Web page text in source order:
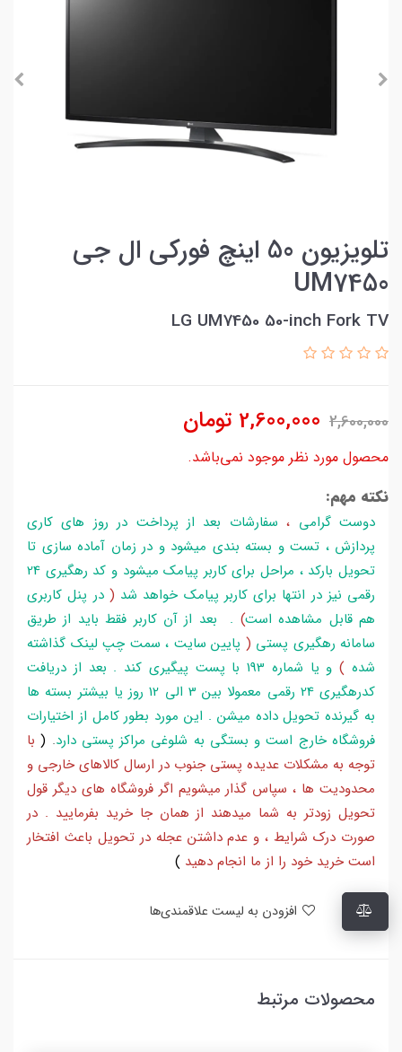
تلویزیون 50 اینچ فورکی ال جی
UM7450
LG UM7450 50-inch Fork TV
2,600,000
2,600,000 تومان
محصول مورد نظر موجود نمی‌باشد.
نکته مهم:
دوست گرامی ،سفارشات بعد از پرداخت در روز های کاری
پردازش ، تست و بسته بندی میشود و در زمان آماده سازی تا
تحویل بارکد ، مراحل برای کاربر پیامک میشود و کد رهگیری 24
رقمی نیز در انتها برای کاربر پیامک خواهد شد ( در پنل کاربری
هم قابل مشاهده است) . بعد از آن کاربر فقط باید از طریق
سامانه رهگیری پستی ( پایین سایت ، سمت چپ لینک گذاشته
شده )
و یا شماره 193 با پست پیگیری کند . بعد از دریافت
کدرهگیری 24 رقمی معمولا بین 3 الی 12 روز یا بیشتر بسته ها
به گیرنده تحویل داده میشن . این مورد بطور کامل از اختیارات
فروشگاه خارج است و بستگی به شلوغی مراکز پستی دارد.
(با
توجه به مشکلات عدیده پستی جنوب در ارسال کالاهای خارجی و
محدودیت ها ، سپاس گذار میشویم اگر فروشگاه های دیگر قول
تحویل زودتر به شما میدهند از همان جا خرید بفرمایید . در
صورت درک شرایط ، و عدم داشتن عجله در تحویل باعث افتخار
است خرید خود را از ما انجام دهید )
محصولات مرتبط